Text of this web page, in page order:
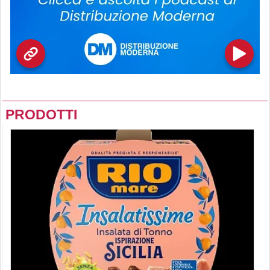
PRODOTTI